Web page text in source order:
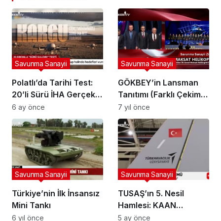
Polatlı’da Tarihi Test:
20’li Sürü İHA Gerçek
Mühimmatla Hedefleri
Vurdu
Savunma Sanayii
6 ay önce
GÖKBEY’in Lansman
Tanıtımı (Farklı Çekim) |
Savunma Sanayii
Zirvesi
Savunma Sanayii
7 yıl önce
Türkiye’nin İlk İnsansız
Mini Tankı
Savunma Sanayii
6 yıl önce
TUSAŞ’ın 5. Nesil
Hamlesi: KAAN
Gökyüzünde Yeni Bir
Savunma Sanayii
5 ay önce